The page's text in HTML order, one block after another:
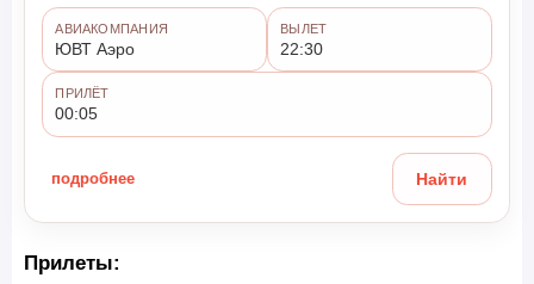
АВИАКОМПАНИЯ
ЮВТ Аэро
ВЫЛЕТ
22:30
ПРИЛЁТ
00:05
подробнее Найти
Прилеты: